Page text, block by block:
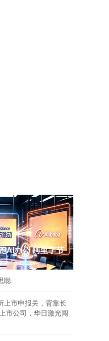
AI办公 阿里字节
聪
上市申报关，背靠长
市公司，华日激光闯